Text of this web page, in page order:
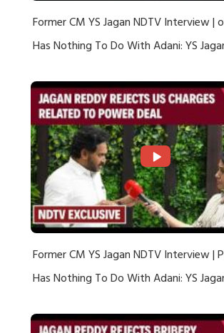
Former CM YS Jagan NDTV Interview |
Has Nothing To Do With Adani: YS
Former CM YS Jagan NDTV Interview |
Has Nothing To Do With Adani: YS